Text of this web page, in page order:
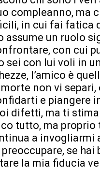
compleanno, ma
in cui fai fatica
assume un ruolo
con cui
sei con lui voli in
l’amico è
morte non vi
e piangere
difetti, ma ti stima
tutto, ma proprio
a invogliarmi
se
la mia fiducia